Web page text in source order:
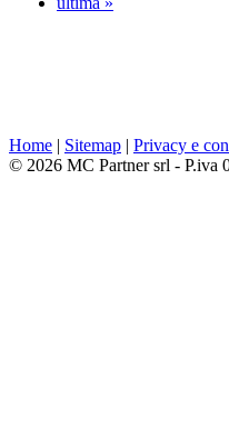
Home | Sitemap | Privacy e
© 2026 MC Partner srl - P.iva